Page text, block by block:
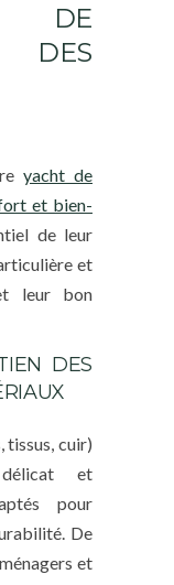
DE
DES
yacht de
et bien-
de leur
et
leur bon
DES
tissus, cuir)
et
pour
De
et